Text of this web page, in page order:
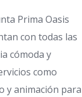
Prima Oasis
con todas las
cómoda y
como
y animación para